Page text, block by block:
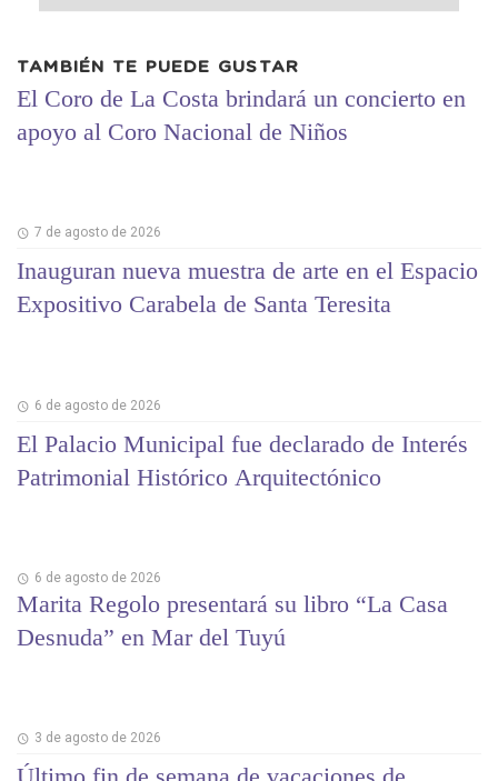
TAMBIÉN TE PUEDE GUSTAR
El Coro de La Costa brindará un concierto en
apoyo al Coro Nacional de Niños
7 de agosto de 2026
Inauguran nueva muestra de arte en el Espacio
Expositivo Carabela de Santa Teresita
6 de agosto de 2026
El Palacio Municipal fue declarado de Interés
Patrimonial Histórico Arquitectónico
6 de agosto de 2026
Marita Regolo presentará su libro “La Casa
Desnuda” en Mar del Tuyú
3 de agosto de 2026